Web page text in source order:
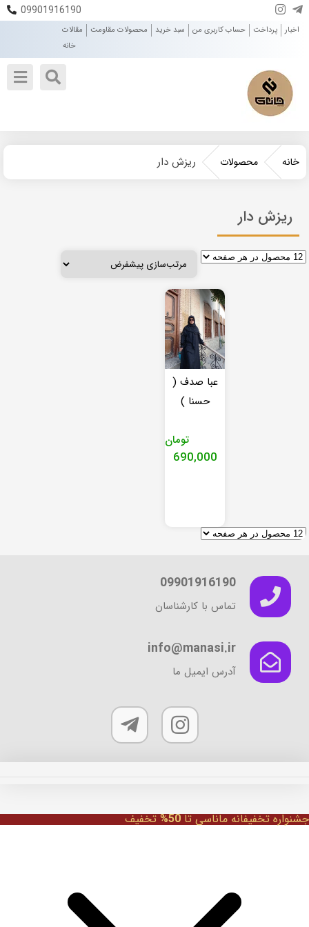
09901916190
اخبار پرداخت حساب کاربری من سبد خرید محصولات مقاومت
مقالات
خانه
خانه محصولات ریزش دار
ریزش دار
عبا صدف (
حسنا )
تومان
690,000
باشد.
گزینه
ها
است
در
صفحه
انتخاب
شوند
09901916190
تماس با کارشناسان
info@manasi.ir
آدرس ایمیل ما
جشنواره تخفیفانه ماناسی تا50% تخفیف